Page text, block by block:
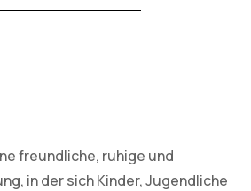
freundliche, ruhige und
in der sich Kinder, Jugendliche